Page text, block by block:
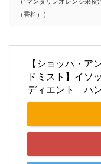
（香料））
【ショッパ・ア
ドミスト】イ
ディエント ハ